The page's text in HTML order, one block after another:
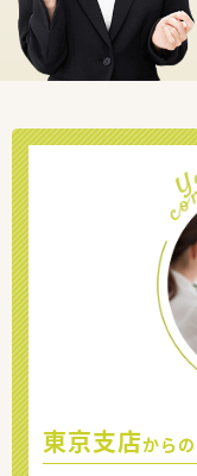
東京支店からの